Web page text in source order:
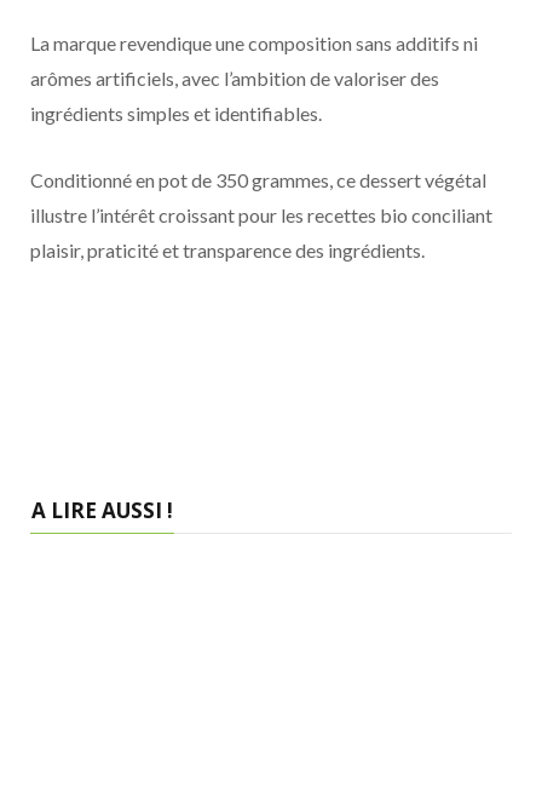
La marque revendique une composition sans additifs ni
arômes artificiels, avec l’ambition de valoriser des
ingrédients simples et identifiables.
Conditionné en pot de 350 grammes, ce dessert végétal
illustre l’intérêt croissant pour les recettes bio conciliant
plaisir, praticité et transparence des ingrédients.
A LIRE AUSSI !